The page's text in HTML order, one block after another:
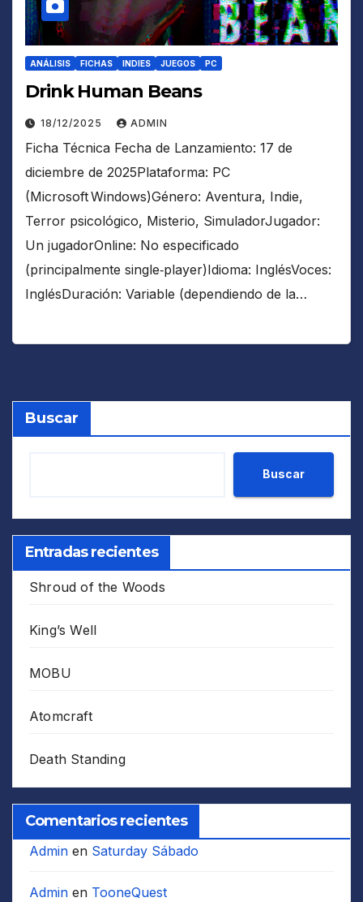
ANÁLISIS FICHAS INDIES JUEGOS PC
Drink Human Beans
18/12/2025 ADMIN
Ficha Técnica Fecha de Lanzamiento: 17 de
diciembre de 2025Plataforma: PC
(Microsoft Windows)Género: Aventura, Indie,
Terror psicológico, Misterio, SimuladorJugador:
Un jugadorOnline: No especificado
(principalmente single‑player)Idioma: InglésVoces:
InglésDuración: Variable (dependiendo de la…
Buscar
Buscar
Entradas recientes
Shroud of the Woods
King’s Well
MOBU
Atomcraft
Death Standing
Comentarios recientes
Admin en Saturday Sábado
Admin en TooneQuest